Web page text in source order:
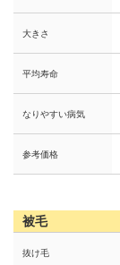
大きさ
平均寿命
なりやすい病気
参考価格
被毛
抜け毛